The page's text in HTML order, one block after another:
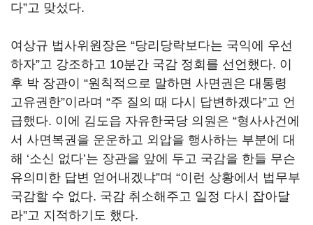
다”고 맞섰다.
여상규 법사위원장은 “당리당락보다는 국익에 우선
하자”고 강조하고 10분간 국감 정회를 선언했다. 이
후 박 장관이 “원칙적으로 말하면 사면권은 대통령
고유권한”이라며 “주 질의 때 다시 답변하겠다”고 언
급했다. 이에 김도읍 자유한국당 의원은 “형사사건에
서 사면복권을 운운하고 외압을 행사하는 부분에 대
해 ‘소신 없다’는 장관을 앞에 두고 국감을 한들 무슨
유의미한 답변 얻어내겠냐”며 “이런 상황에서 법무부
국감할 수 없다. 국감 취소해주고 일정 다시 잡아달
라”고 지적하기도 했다.